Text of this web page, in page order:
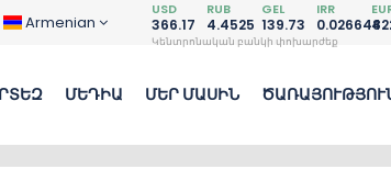
Armenian
USD
366.17
RUB
4.4525
GEL
139.73
IRR
0.026648
Կենտրոնական բանկի փոխարժեք
ՄԵԴԻԱ ՄԵՐ ՄԱՍԻՆ